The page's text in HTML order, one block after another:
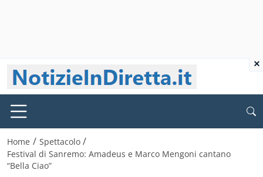
Home / Spettacolo /
Festival di Sanremo: Amadeus e Marco Mengoni cantano
“Bella Ciao”
×